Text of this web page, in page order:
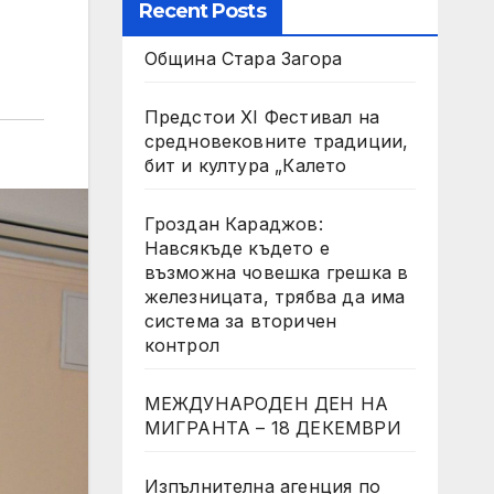
Recent Posts
Община Стара Загора
Предстои XI Фестивал на
средновековните традиции,
бит и култура „Калето
Гроздан Караджов:
Навсякъде където е
възможна човешка грешка в
железницата, трябва да има
система за вторичен
контрол
МЕЖДУНАРОДЕН ДЕН НА
МИГРАНТА – 18 ДЕКЕМВРИ
Изпълнителна агенция по